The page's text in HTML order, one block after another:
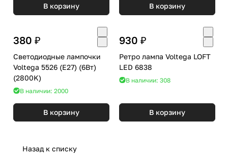
В корзину В корзину
380 ₽
Светодиодные лампочки
Voltega 5526 (E27) (6Вт)
(2800K)
В наличии: 2000
В корзину
930 ₽
Ретро лампа Voltega LOFT
LED 6838
В наличии: 308
В корзину
Назад к списку